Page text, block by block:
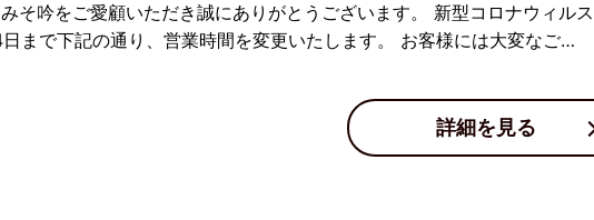
そ吟をご愛顧いただき誠にありがとうございます。 新型コロナウィル
日まで下記の通り、営業時間を変更いたします。 お客様には大変なご…
詳細を見る